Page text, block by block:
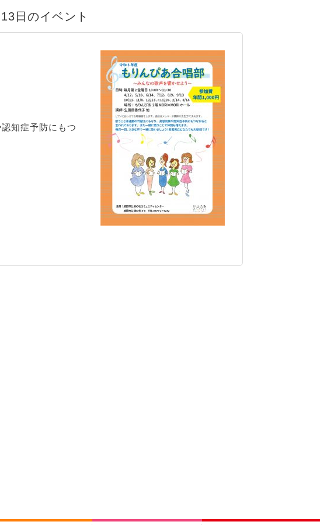
日のイベント
知症予防にもつ